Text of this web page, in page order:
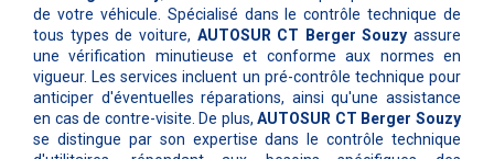
de votre véhicule. Spécialisé dans le contrôle technique de
tous types de voiture, AUTOSUR CT Berger Souzy assure
une vérification minutieuse et conforme aux normes en
vigueur. Les services incluent un pré-contrôle technique pour
anticiper d'éventuelles réparations, ainsi qu'une assistance
en cas de contre-visite. De plus,AUTOSUR CT Berger Souzy
se distingue par son expertise dans le contrôle technique